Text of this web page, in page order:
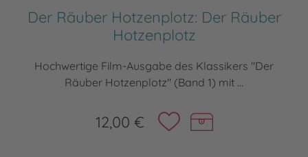
Der Räuber Hotzenplotz: Der Räuber
Hotzenplotz
Hochwertige Film-Ausgabe des Klassikers "Der
Räuber Hotzenplotz" (Band 1) mit ...
12,00 €